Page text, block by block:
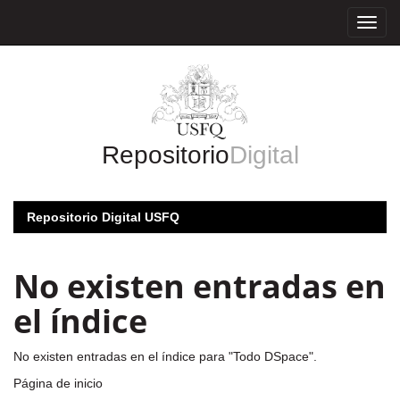
RepositorioDigital
Repositorio Digital USFQ
No existen entradas en
el índice
No existen entradas en el índice para "Todo DSpace".
Página de inicio